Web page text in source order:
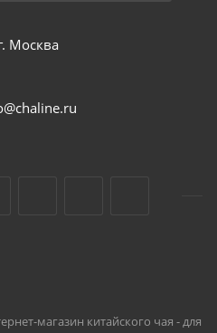
Москва
магазин китайского чая - для